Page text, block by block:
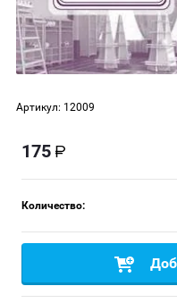
Артикул: 12009
175
Количество: